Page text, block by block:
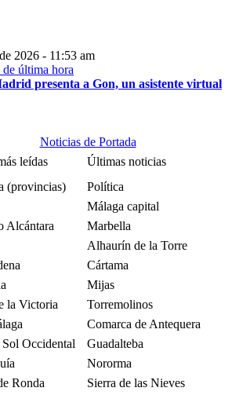
2026 - 11:53 am
presenta a Gon, un asistente virtual
Noticias de Portada
leídas
Últimas noticias
(provincias)
Política
Málaga capital
Alcántara
Marbella
Alhaurín de la Torre
Cártama
Mijas
la Victoria
Torremolinos
Comarca de Antequera
Occidental
Guadalteba
Nororma
Ronda
Sierra de las Nieves